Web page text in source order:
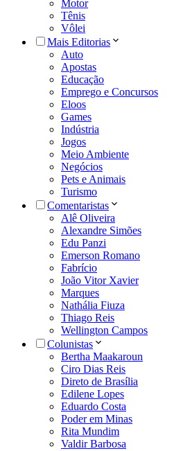
Motor
Tênis
Vôlei
Mais Editorias
Auto
Apostas
Educação
Emprego e Concursos
Eloos
Games
Indústria
Jogos
Meio Ambiente
Negócios
Pets e Animais
Turismo
Comentaristas
Alê Oliveira
Alexandre Simões
Edu Panzi
Emerson Romano
Fabrício
João Vitor Xavier
Marques
Nathália Fiuza
Thiago Reis
Wellington Campos
Colunistas
Bertha Maakaroun
Ciro Dias Reis
Direto de Brasília
Edilene Lopes
Eduardo Costa
Poder em Minas
Rita Mundim
Valdir Barbosa